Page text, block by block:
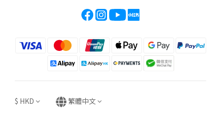
$ HKD 繁體中文